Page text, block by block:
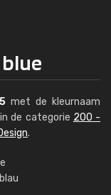
met de kleurnaam
de categorie 200 -
.